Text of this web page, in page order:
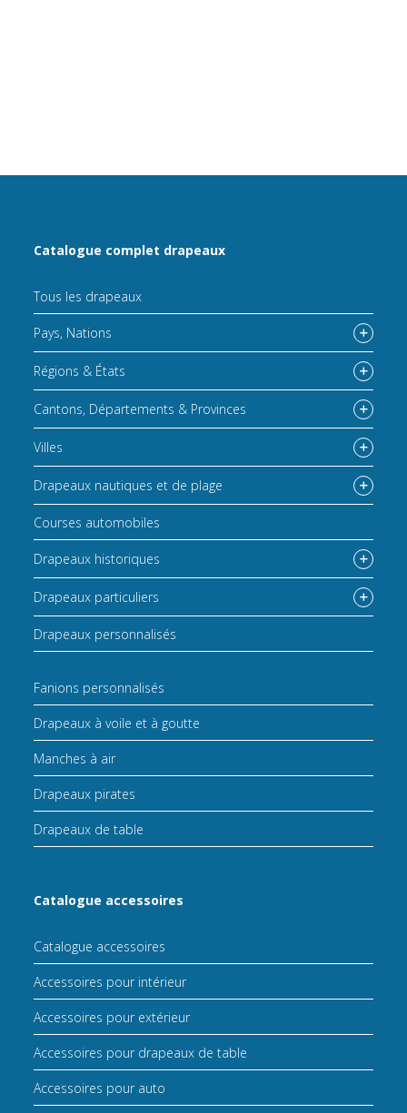
Catalogue complet drapeaux
Tous les drapeaux
Pays, Nations
Régions & États
Cantons, Départements & Provinces
Villes
Drapeaux nautiques et de plage
Courses automobiles
Drapeaux historiques
Drapeaux particuliers
Drapeaux personnalisés
Fanions personnalisés
Drapeaux à voile et à goutte
Manches à air
Drapeaux pirates
Drapeaux de table
Catalogue accessoires
Catalogue accessoires
Accessoires pour intérieur
Accessoires pour extérieur
Accessoires pour drapeaux de table
Accessoires pour auto